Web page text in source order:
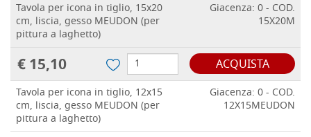
Tavola per icona in tiglio, 15x20
cm, liscia, gesso MEUDON (per
pittura a laghetto)
Giacenza: 0 - COD.
15X20M
€ 15,10 ACQUISTA
Tavola per icona in tiglio, 12x15
cm, liscia, gesso MEUDON (per
pittura a laghetto)
Giacenza: 0 - COD.
12X15MEUDON